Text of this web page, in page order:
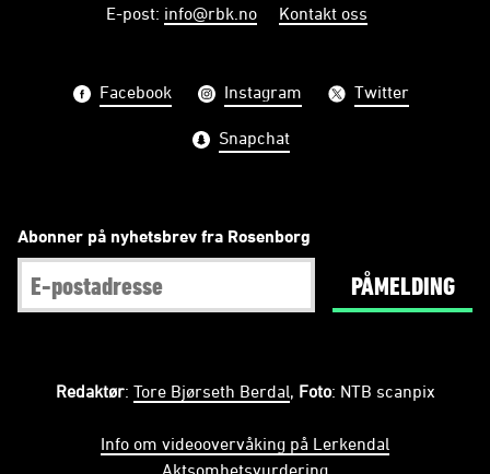
E-post: info@rbk.no Kontakt oss
Facebook Instagram Twitter
Snapchat
Abonner på nyhetsbrev fra Rosenborg
PÅMELDING
Redaktør: Tore Bjørseth Berdal, Foto: NTB scanpix
Info om videoovervåking på Lerkendal
Aktsomhetsvurdering